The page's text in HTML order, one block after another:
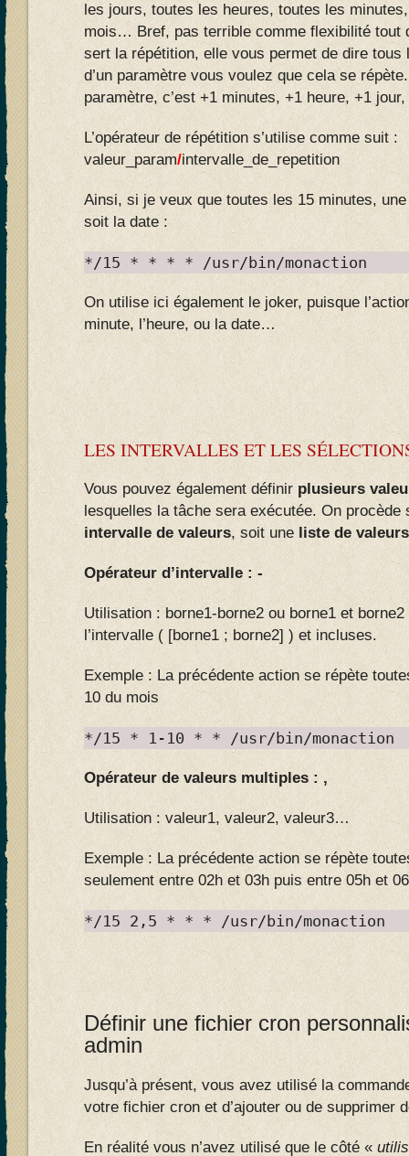
les jours, toutes les heures, toutes les
mois… Bref, pas terrible comme flexibilité tout
sert la répétition, elle vous permet de dire tous
d’un paramètre vous voulez que cela se
paramètre, c’est +1 minutes, +1 heure, +1
L’opérateur de répétition s’utilise comme suit :
valeur_param/intervalle_de_repetition
Ainsi, si je veux que toutes les 15 minutes,
soit la date :
*/15 * * * * /usr/bin/monaction
On utilise ici également le joker, puisque
minute, l’heure, ou la date…
LES INTERVALLES ET LES
Vous pouvez également définir plusieurs
lesquelles la tâche sera exécutée. On
intervalle de valeurs, soit une liste de valeurs
Opérateur d’intervalle : -
Utilisation : borne1-borne2 ou borne1 et
l’intervalle ( [borne1 ; borne2] ) et incluses.
Exemple : La précédente action se répète
10 du mois
*/15 * 1-10 * * /usr/bin/monaction
Opérateur de valeurs multiples : ,
Utilisation : valeur1, valeur2, valeur3…
Exemple : La précédente action se répète
seulement entre 02h et 03h puis entre 05h et
*/15 2,5 * * * /usr/bin/monaction
Définir une fichier cron
admin
Jusqu’à présent, vous avez utilisé la
votre fichier cron et d’ajouter ou de supprimer
En réalité vous n’avez utilisé que le côté «